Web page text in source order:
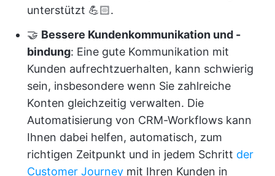
unterstützt 💪🏻.
🤝 Bessere Kundenkommunikation und -
bindung: Eine gute Kommunikation mit
Kunden aufrechtzuerhalten, kann schwierig
sein, insbesondere wenn Sie zahlreiche
Konten gleichzeitig verwalten. Die
Automatisierung von CRM-Workflows kann
Ihnen dabei helfen, automatisch, zum
richtigen Zeitpunkt und in jedem Schritt der
Customer Journey mit Ihren Kunden in